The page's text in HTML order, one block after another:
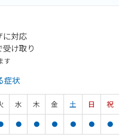
に対応
け取り
す
症状
水 木 金 土 日
祝
● ● ● ● ● ●